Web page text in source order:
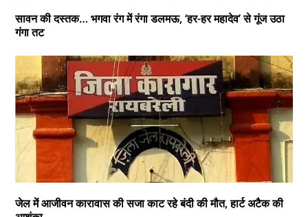
सावन की दस्तक… भगवा रंग में रंगा डलमऊ, ‘हर-हर महादेव’ से गूंज उठा
गंगा तट
जेल में आजीवन कारावास की सजा काट रहे बंदी की मौत, हार्ट अटैक की